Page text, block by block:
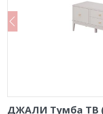
ДЖАЛИ Тумба ТВ